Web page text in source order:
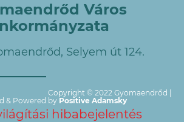
Város
Selyem út 124.
Copyright © 2022 Gyomaendrőd |
& Powered by Positive Adamsky
hibabejelentés